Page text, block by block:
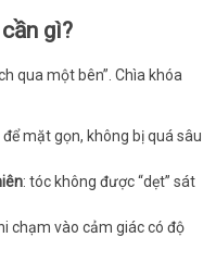
gì?
qua một bên”. Chìa khóa
để mặt gọn, không bị quá sâu
: tóc không được “dẹt” sát
chạm vào cảm giác có độ